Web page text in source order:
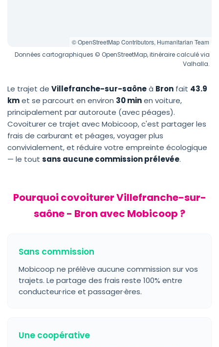
© OpenStreetMap Contributors, Humanitarian Team
Données cartographiques © OpenStreetMap, itinéraire calculé via
Valhalla.
Le trajet de Villefranche-sur-saôneà Bron fait 43.9
kmet se parcourt en environ 30 minen voiture,
principalement par autoroute (avec péages).
Covoiturer ce trajet avec Mobicoop, c'est partager les
frais de carburant et péages, voyager plus
convivialement, et réduire votre empreinte écologique
— le tout sans aucune commission prélevée.
Pourquoi covoiturer Villefranche-sur-
saône - Bron avec Mobicoop ?
Sans commission
Mobicoop ne prélève aucune commission sur vos
trajets. Le partage des frais reste 100% entre
conducteur·rice et passager·ères.
Une coopérative